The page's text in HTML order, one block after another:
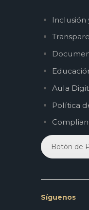
Inclusión
Aula
Política
Botón de
Síguenos